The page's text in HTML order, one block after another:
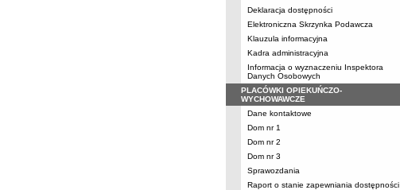
Deklaracja dostępności
Elektroniczna Skrzynka Podawcza
Klauzula informacyjna
Kadra administracyjna
Informacja o wyznaczeniu Inspektora
Danych Osobowych
PLACÓWKI OPIEKUŃCZO-
WYCHOWAWCZE
Dane kontaktowe
Dom nr 1
Dom nr 2
Dom nr 3
Sprawozdania
Raport o stanie zapewniania dostępności